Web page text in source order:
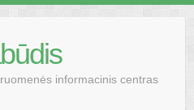
informacinis centras